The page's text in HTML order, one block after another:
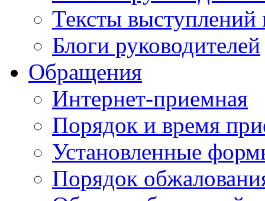
Тексты выступлений
Блоги руководителей
Обращения
Интернет-приемная
Порядок и время
Установленные
Порядок